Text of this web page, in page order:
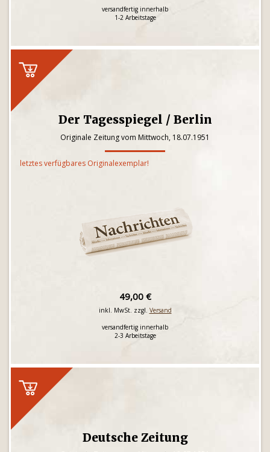
versandfertig innerhalb
1-2 Arbeitstage
Der Tagesspiegel / Berlin
Originale Zeitung vom Mittwoch, 18.07.1951
letztes verfügbares Originalexemplar!
49,00 €
inkl. MwSt. zzgl. Versand
versandfertig innerhalb
2-3 Arbeitstage
Deutsche Zeitung